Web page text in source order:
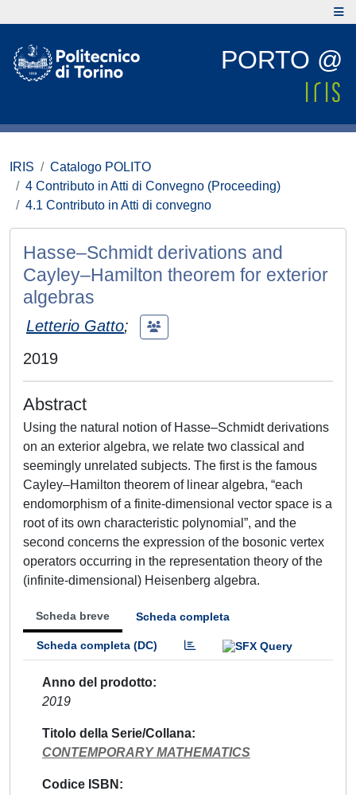
PORTO @
IRIS
Catalogo POLITO
4 Contributo in Atti di Convegno (Proceeding)
4.1 Contributo in Atti di convegno
Hasse–Schmidt derivations and
Cayley–Hamilton theorem for exterior
algebras
Letterio Gatto;
2019
Abstract
Using the natural notion of Hasse–Schmidt derivations
on an exterior algebra, we relate two classical and
seemingly unrelated subjects. The first is the famous
Cayley–Hamilton theorem of linear algebra, “each
endomorphism of a finite-dimensional vector space is a
root of its own characteristic polynomial”, and the
second concerns the expression of the bosonic vertex
operators occurring in the representation theory of the
(infinite-dimensional) Heisenberg algebra.
Scheda breve Scheda completa
Scheda completa (DC)
Anno del prodotto
2019
Titolo della Serie/Collana
CONTEMPORARY MATHEMATICS
Codice ISBN